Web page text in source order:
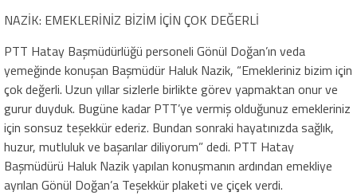
NAZİK: EMEKLERİNİZ BİZİM İÇİN ÇOK DEĞERLİ
PTT Hatay Başmüdürlüğü personeli Gönül Doğan’ın veda
yemeğinde konuşan Başmüdür Haluk Nazik, “Emekleriniz bizim için
çok değerli. Uzun yıllar sizlerle birlikte görev yapmaktan onur ve
gurur duyduk. Bugüne kadar PTT’ye vermiş olduğunuz emekleriniz
için sonsuz teşekkür ederiz. Bundan sonraki hayatınızda sağlık,
huzur, mutluluk ve başarılar diliyorum” dedi. PTT Hatay
Başmüdürü Haluk Nazik yapılan konuşmanın ardından emekliye
ayrılan Gönül Doğan’a Teşekkür plaketi ve çiçek verdi.